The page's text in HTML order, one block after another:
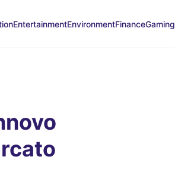
EntertainmentEnvironmentFinanceGaming